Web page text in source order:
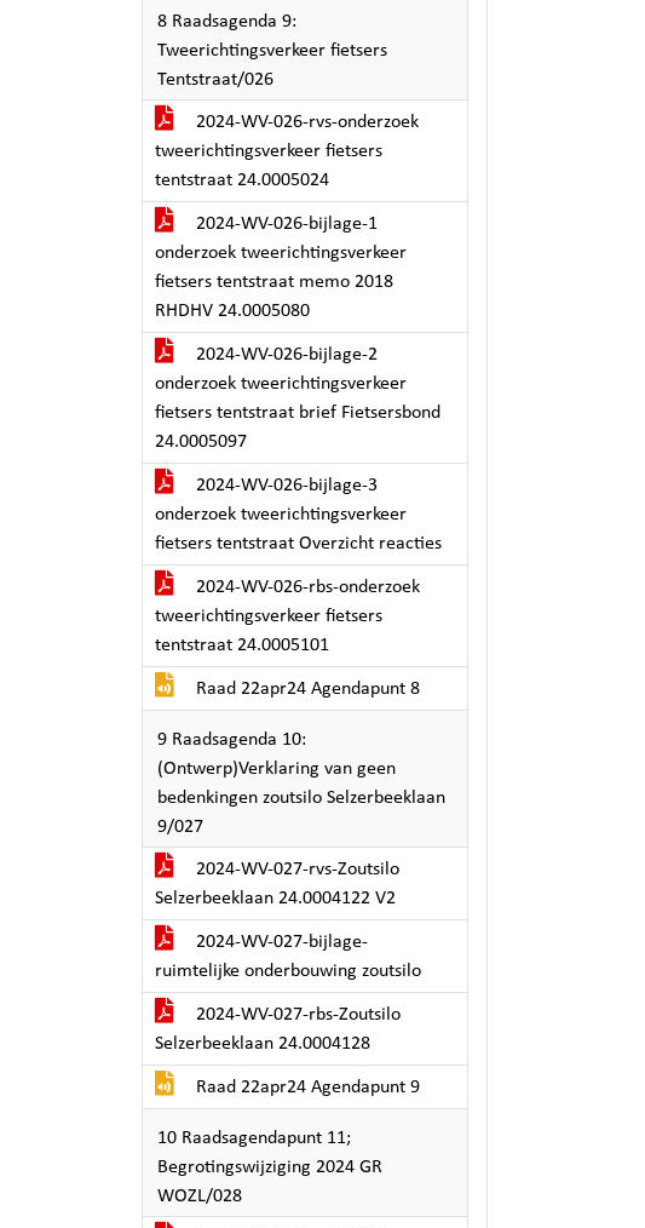
8 Raadsagenda 9:
Tweerichtingsverkeer fietsers
Tentstraat/026
2024-WV-026-rvs-onderzoek
tweerichtingsverkeer fietsers
tentstraat 24.0005024
2024-WV-026-bijlage-1
onderzoek tweerichtingsverkeer
fietsers tentstraat memo 2018
RHDHV 24.0005080
2024-WV-026-bijlage-2
onderzoek tweerichtingsverkeer
fietsers tentstraat brief Fietsersbond
24.0005097
2024-WV-026-bijlage-3
onderzoek tweerichtingsverkeer
fietsers tentstraat Overzicht reacties
2024-WV-026-rbs-onderzoek
tweerichtingsverkeer fietsers
tentstraat 24.0005101
Raad 22apr24 Agendapunt 8
9 Raadsagenda 10:
(Ontwerp)Verklaring van geen
bedenkingen zoutsilo Selzerbeeklaan
9/027
2024-WV-027-rvs-Zoutsilo
Selzerbeeklaan 24.0004122 V2
2024-WV-027-bijlage-
ruimtelijke onderbouwing zoutsilo
2024-WV-027-rbs-Zoutsilo
Selzerbeeklaan 24.0004128
Raad 22apr24 Agendapunt 9
10 Raadsagendapunt 11;
Begrotingswijziging 2024 GR
WOZL/028